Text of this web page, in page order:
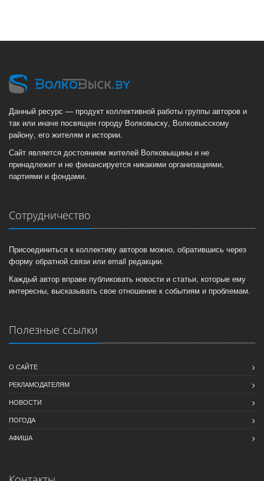
Данный ресурс — продукт коллективной работы группы авторов и
так или иначе посвящен городу Волковыску, Волковысскому
району, его жителям и истории.
Сайт является достоянием жителей Волковыщины и не
принадлежит и не финансируется никакими организациями,
партиями и фондами.
Сотрудничество
Присоединиться к коллективу авторов можно, обратившись через
форму обратной связи или email редакции.
Каждый автор вправе публиковать новости и статьи, которые ему
интересны, высказывать свое отношение к событиям и проблемам.
Полезные ссылки
О САЙТЕ
РЕКЛАМОДАТЕЛЯМ
НОВОСТИ
ПОГОДА
АФИША